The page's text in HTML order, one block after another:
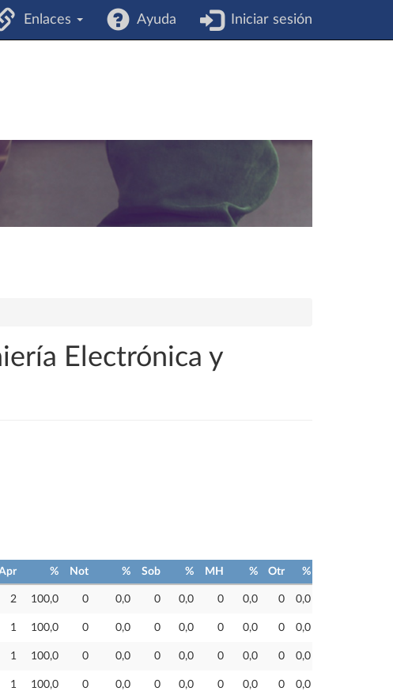
Enlaces Ayuda Iniciar sesión
Electrónica y
% Not % Sob % MH % Otr %
2 100,0 0 0,0 0 0,0 0 0,0 0 0,0
1 100,0 0 0,0 0 0,0 0 0,0 0 0,0
1 100,0 0 0,0 0 0,0 0 0,0 0 0,0
1 100,0 0 0,0 0 0,0 0 0,0 0 0,0